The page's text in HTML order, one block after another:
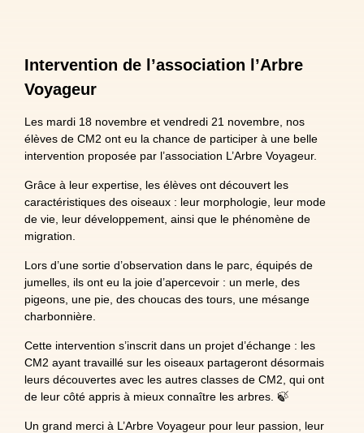
Intervention de l’association l’Arbre
Voyageur
Les mardi 18 novembre et vendredi 21 novembre, nos
élèves de CM2 ont eu la chance de participer à une belle
intervention proposée par l’association L’Arbre Voyageur.
Grâce à leur expertise, les élèves ont découvert les
caractéristiques des oiseaux : leur morphologie, leur mode
de vie, leur développement, ainsi que le phénomène de
migration.
Lors d’une sortie d’observation dans le parc, équipés de
jumelles, ils ont eu la joie d’apercevoir : un merle, des
pigeons, une pie, des choucas des tours, une mésange
charbonnière.
Cette intervention s’inscrit dans un projet d’échange : les
CM2 ayant travaillé sur les oiseaux partageront désormais
leurs découvertes avec les autres classes de CM2, qui ont
de leur côté appris à mieux connaître les arbres. 🍃
Un grand merci à L’Arbre Voyageur pour leur passion, leur